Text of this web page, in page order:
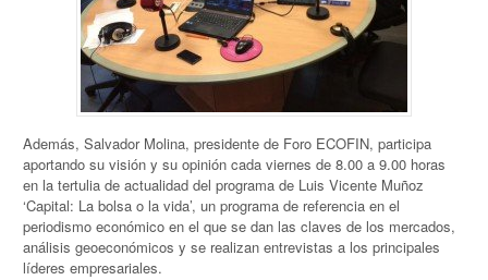
Además, Salvador Molina, presidente de Foro ECOFIN, participa
aportando su visión y su opinión cada viernes de 8.00 a 9.00 horas
en la tertulia de actualidad del programa de Luis Vicente Muñoz
‘Capital: La bolsa o la vida’, un programa de referencia en el
periodismo económico en el que se dan las claves de los mercados,
análisis geoeconómicos y se realizan entrevistas a los principales
líderes empresariales.